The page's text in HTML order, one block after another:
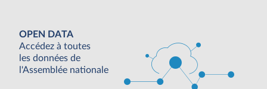
OPEN DATA
Accédez à toutes
les données de
l'Assemblée nationale